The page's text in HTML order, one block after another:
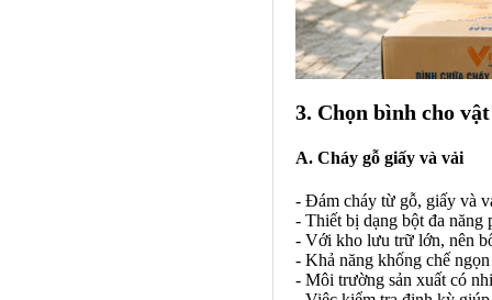
3. Chọn bình cho
A. Cháy gỗ giấy và vải
- Đám cháy từ gỗ, giấy và
- Thiết bị dạng bột đa năng
- Với kho lưu trữ lớn, nên
- Khả năng khống chế
- Môi trường sản xuất có